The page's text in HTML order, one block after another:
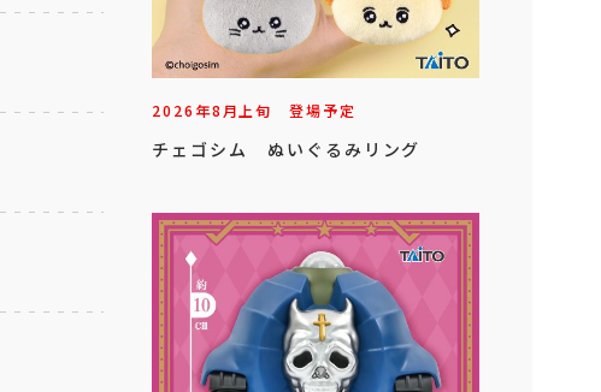
2026年8月上旬 登場予定
チェゴシム ぬいぐるみリング